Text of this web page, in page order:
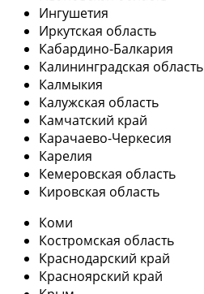
Ингушетия
Иркутская область
Кабардино-Балкария
Калининградская область
Калмыкия
Калужская область
Камчатский край
Карачаево-Черкесия
Карелия
Кемеровская область
Кировская область
Коми
Костромская область
Краснодарский край
Красноярский край